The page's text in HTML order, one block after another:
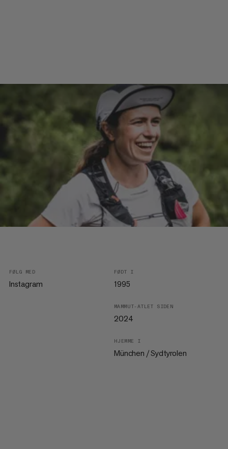
FØLG MED
Instagram
FØDT I
1995
MAMMUT-ATLET SIDEN
2024
HJEMME I
München / Sydtyrolen